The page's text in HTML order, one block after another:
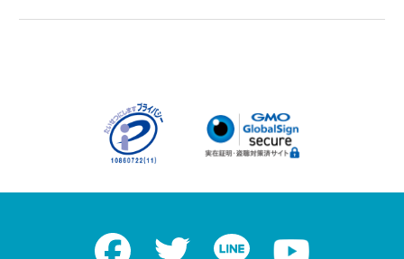
Facebook Twitter LINE